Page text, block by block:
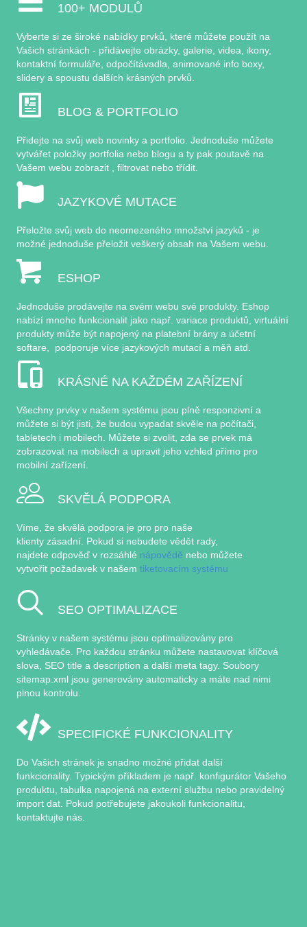
100+ MODULŮ
Vyberte si ze široké nabídky prvků, které můžete použít na
Vašich stránkách - přidávejte obrázky, galerie, videa, ikony,
kontaktní formuláře, odpočítávadla, animované info boxy,
slidery a spoustu dalších krásných prvků.
BLOG & PORTFOLIO
Přidejte na svůj web novinky a portfolio. Jednoduše můžete
vytvářet položky portfolia nebo blogu a ty pak poutavě na
Vašem webu zobrazit , filtrovat nebo třídit.
JAZYKOVÉ MUTACE
Přeložte svůj web do neomezeného množství jazyků - je
možné jednoduše přeložit veškerý obsah na Vašem webu.
ESHOP
Jednoduše prodávejte na svém webu své produkty. Eshop
nabízí mnoho funkcionalit jako např. variace produktů, virtuální
produkty může být napojený na platební brány a účetní
softare, podporuje více jazykových mutací a měň atd.
KRÁSNÉ NA KAŽDÉM ZAŘÍZENÍ
Všechny prvky v našem systému jsou plně responzivní a
můžete si být jisti, že budou vypadat skvěle na počítači,
tabletech i mobilech. Můžete si zvolit, zda se prvek má
zobrazovat na mobilech a upravit jeho vzhled přímo pro
mobilní zařízení.
SKVĚLÁ PODPORA
Víme, že skvělá podpora je pro pro naše
klienty zásadní. Pokud si nebudete vědět rady,
najdete odpověď v rozsáhlé nápovědě nebo můžete
vytvořit požadavek v našem tiketovacím systému
SEO OPTIMALIZACE
Stránky v našem systému jsou optimalizovány pro
vyhledávače. Pro každou stránku můžete nastavovat klíčová
slova, SEO title a description a další meta tagy. Soubory
sitemap.xml jsou generovány automaticky a máte nad nimi
plnou kontrolu.
SPECIFICKÉ FUNKCIONALITY
Do Vašich stránek je snadno možné přidat další
funkcionality. Typickým příkladem je např. konfigurátor Vašeho
produktu, tabulka napojená na externí službu nebo pravidelný
import dat. Pokud potřebujete jakoukoli funkcionalitu,
kontaktujte nás.